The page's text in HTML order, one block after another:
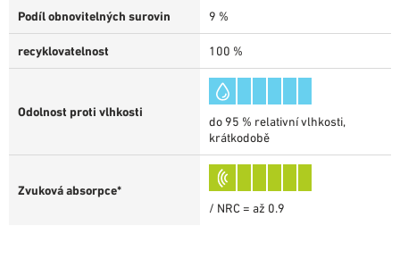
Podíl obnovitelných surovin 9 %
recyklovatelnost 100 %
Odolnost proti vlhkosti
do 95 % relativní vlhkosti,
krátkodobě
Zvuková absorpce*
/ NRC = až 0.9